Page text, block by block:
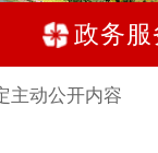
政务服
主动公开内容